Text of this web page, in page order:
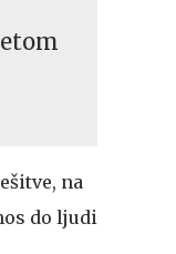
na
do ljudi